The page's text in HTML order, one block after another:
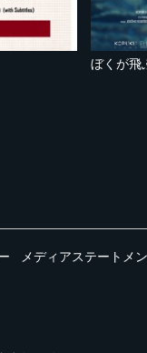
ぼくが飛
メディアステートメ